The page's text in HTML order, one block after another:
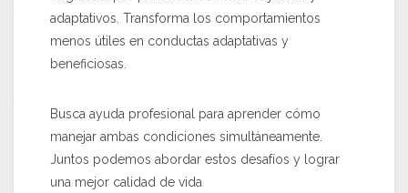
adaptativos. Transforma los comportamientos
menos útiles en conductas adaptativas y
beneficiosas.
Busca ayuda profesional para aprender cómo
manejar ambas condiciones simultáneamente.
Juntos podemos abordar estos desafíos y lograr
una mejor calidad de vida